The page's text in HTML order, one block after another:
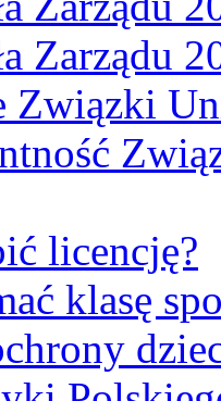
Zarządu
Związki
licencję?
klasę